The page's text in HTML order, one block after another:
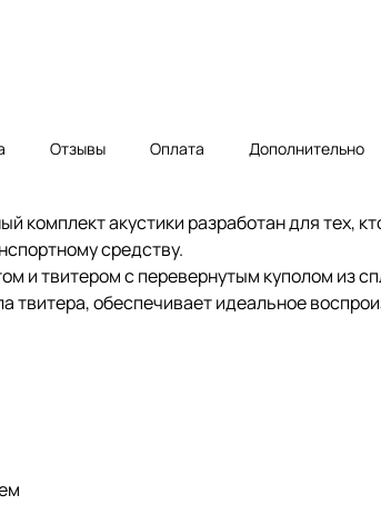
Отзывы Оплата Дополнительно
комплект акустики разработан для
средству.
и твитером с перевернутым куполом из
твитера, обеспечивает идеальное